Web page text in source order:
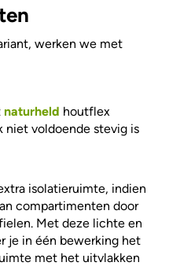
werken we met
naturheld houtflex
niet voldoende stevig is
isolatieruimte, indien
compartimenten door
Met deze lichte en
je in één bewerking het
met het uitvlakken